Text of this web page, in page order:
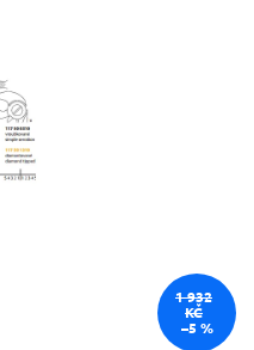
1 932
KČ
–5 %